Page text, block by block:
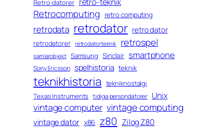
Retro-datorer
Retrocomputing retro computing
retrodata retrodator retro dator
retrodatorer retrodatorteknik retrospel
samlarobjekt Samsung Sinclair smartphone
Sony Ericsson spelhistoria teknik
teknikhistoria tekniknostalgi
Texas Instruments tidiga persondatorer Unix
vintage computer vintage computing
vintage dator x86 z80 Zilog Z80